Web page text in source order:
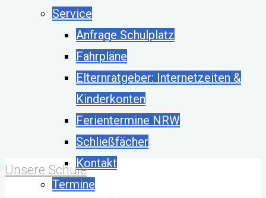
Service
Anfrage Schulplatz
Fahrpläne
Elternratgeber: Internetzeiten &
Kinderkonten
Ferientermine NRW
Schließfächer
Kontakt
Termine
Unsere Schule